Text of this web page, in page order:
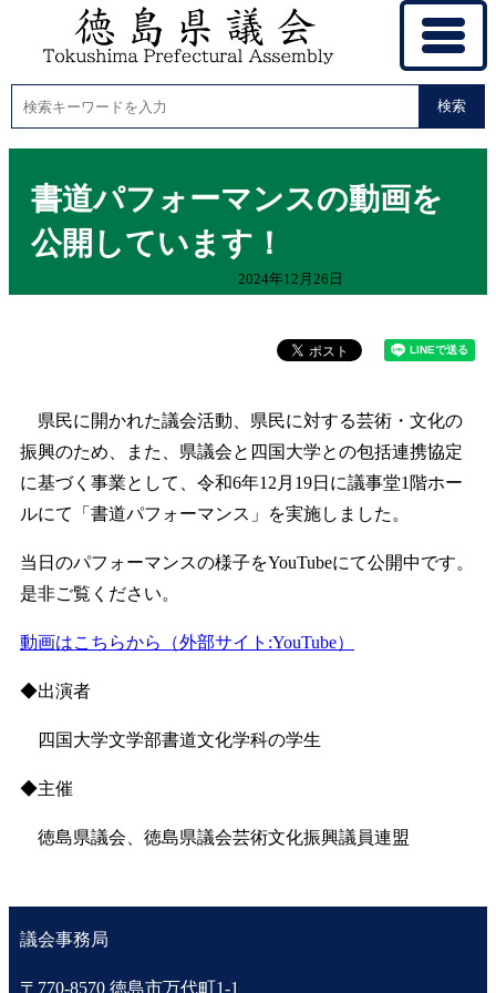
検索
書道パフォーマンスの動画を
公開しています！
2024年12月26日
県民に開かれた議会活動、県民に対する芸術・文化の
振興のため、また、県議会と四国大学との包括連携協定
に基づく事業として、令和6年12月19日に議事堂1階ホー
ルにて「書道パフォーマンス」を実施しました。
当日のパフォーマンスの様子をYouTubeにて公開中です。
是非ご覧ください。
動画はこちらから（外部サイト:YouTube）
◆出演者
四国大学文学部書道文化学科の学生
◆主催
徳島県議会、徳島県議会芸術文化振興議員連盟
議会事務局
〒770-8570 徳島市万代町1-1